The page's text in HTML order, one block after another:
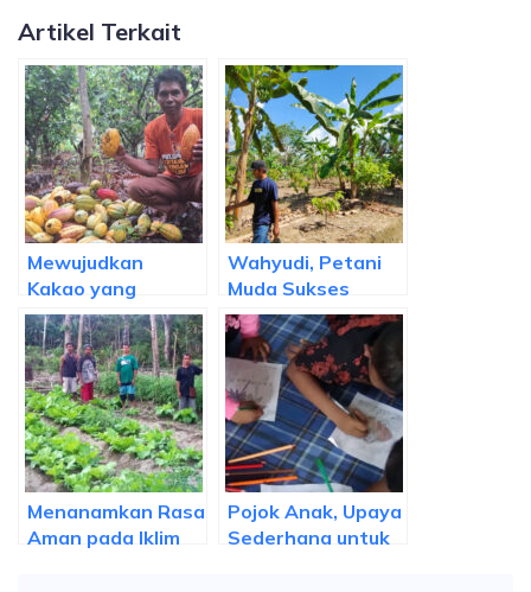
Artikel Terkait
Mewujudkan
Kakao yang
Berkelanjutan
Melalui
Perencanaan
Pertumbuhan
Ekonomi Hijau
Sulawesi Selatan
Wahyudi, Petani
Muda Sukses
dengan
Agroforestri
Kakao
Menanamkan Rasa
Aman pada Iklim
Pojok Anak, Upaya
Sederhana untuk